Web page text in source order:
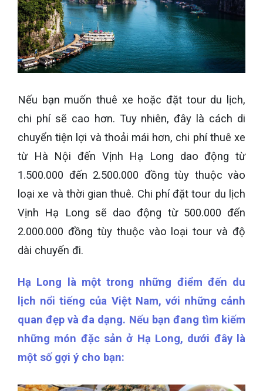
Nếu bạn muốn thuê xe hoặc đặt tour du lịch,
chi phí sẽ cao hơn. Tuy nhiên, đây là cách di
chuyển tiện lợi và thoải mái hơn, chi phí thuê xe
từ Hà Nội đến Vịnh Hạ Long dao động từ
1.500.000 đến 2.500.000 đồng tùy thuộc vào
loại xe và thời gian thuê. Chi phí đặt tour du lịch
Vịnh Hạ Long sẽ dao động từ 500.000 đến
2.000.000 đồng tùy thuộc vào loại tour và độ
dài chuyến đi.
Hạ Long là một trong những điểm đến du
lịch nổi tiếng của Việt Nam, với những cảnh
quan đẹp và đa dạng. Nếu bạn đang tìm kiếm
những món đặc sản ở Hạ Long, dưới đây là
một số gợi ý cho bạn: